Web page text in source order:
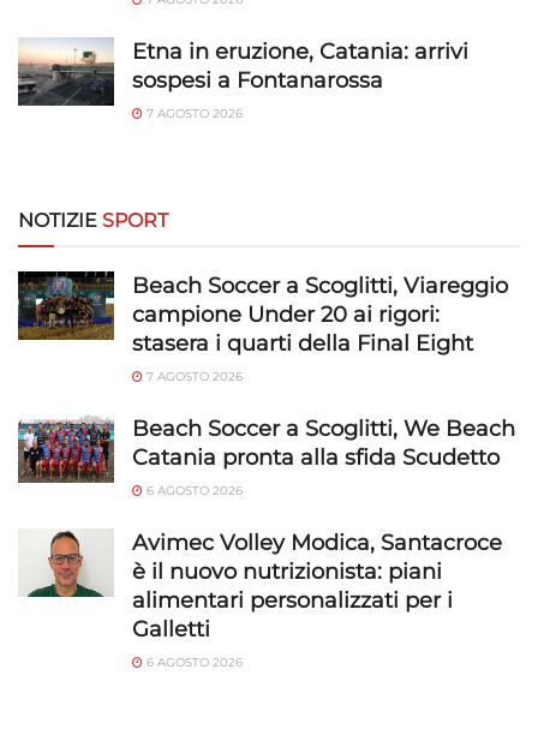
Salvare e comunicare le scelte sulla
privacy.
Etna in eruzione, Catania: arrivi
sospesi a Fontanarossa
7 AGOSTO 2026
NOTIZIE SPORT
Beach Soccer a Scoglitti, Viareggio
campione Under 20 ai rigori:
stasera i quarti della Final Eight
7 AGOSTO 2026
Beach Soccer a Scoglitti, We Beach
Catania pronta alla sfida Scudetto
6 AGOSTO 2026
Avimec Volley Modica, Santacroce
è il nuovo nutrizionista: piani
alimentari personalizzati per i
Galletti
6 AGOSTO 2026